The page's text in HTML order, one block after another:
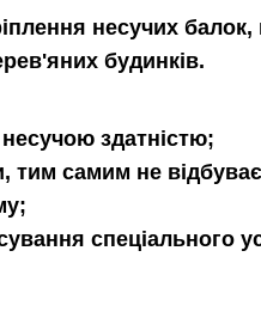
несучих
будинків.
здатністю;
тим самим не
спеціального